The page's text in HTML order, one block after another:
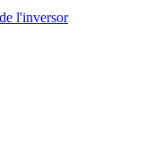
l'inversor